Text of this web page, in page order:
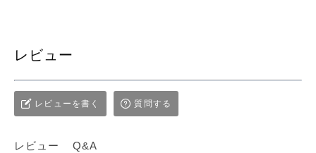
レビュー
レビューを書く 質問する
レビュー Q&A